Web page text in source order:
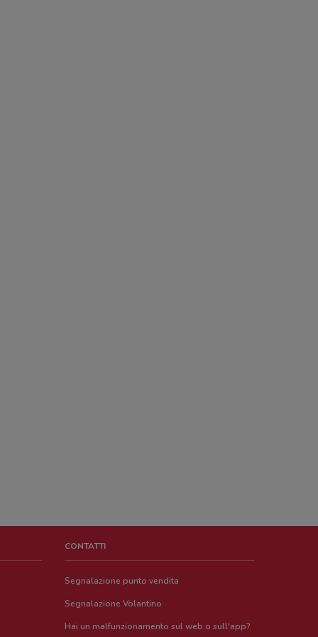
CONTATTI
Segnalazione punto vendita
Segnalazione Volantino
Hai un malfunzionamento sul web o sull'app?